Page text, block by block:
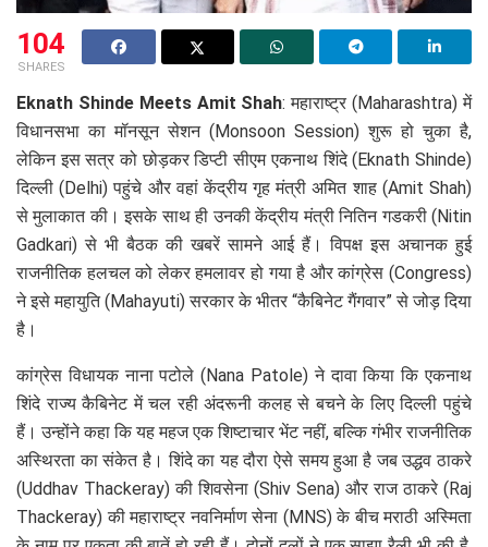
104
SHARES
Eknath Shinde Meets Amit Shah: महाराष्ट्र (Maharashtra) में
विधानसभा का मॉनसून सेशन (Monsoon Session) शुरू हो चुका है,
लेकिन इस सत्र को छोड़कर डिप्टी सीएम एकनाथ शिंदे (Eknath Shinde)
दिल्ली (Delhi) पहुंचे और वहां केंद्रीय गृह मंत्री अमित शाह (Amit Shah)
से मुलाकात की। इसके साथ ही उनकी केंद्रीय मंत्री नितिन गडकरी (Nitin
Gadkari) से भी बैठक की खबरें सामने आई हैं। विपक्ष इस अचानक हुई
राजनीतिक हलचल को लेकर हमलावर हो गया है और कांग्रेस (Congress)
ने इसे महायुति (Mahayuti) सरकार के भीतर “कैबिनेट गैंगवार” से जोड़ दिया
है।
कांग्रेस विधायक नाना पटोले (Nana Patole) ने दावा किया कि एकनाथ
शिंदे राज्य कैबिनेट में चल रही अंदरूनी कलह से बचने के लिए दिल्ली पहुंचे
हैं। उन्होंने कहा कि यह महज एक शिष्टाचार भेंट नहीं, बल्कि गंभीर राजनीतिक
अस्थिरता का संकेत है। शिंदे का यह दौरा ऐसे समय हुआ है जब उद्धव ठाकरे
(Uddhav Thackeray) की शिवसेना (Shiv Sena) और राज ठाकरे (Raj
Thackeray) की महाराष्ट्र नवनिर्माण सेना (MNS) के बीच मराठी अस्मिता